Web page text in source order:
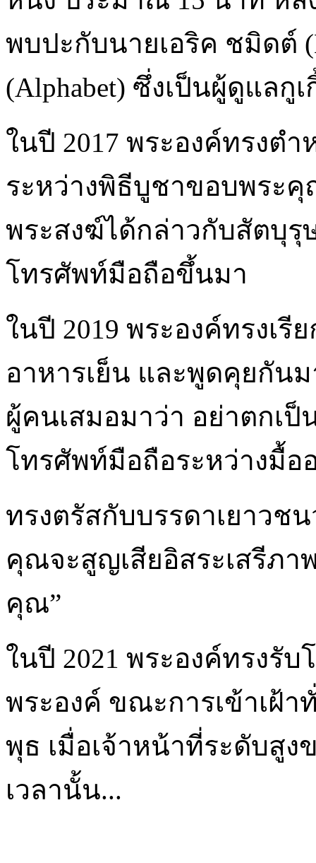
พบปะกับนายเอริค ชมิดต์
(Alphabet) ซึ่งเป็นผู้ดูแลกูเ
ในปี 2017 พระองค์ทรง
ระหว่างพิธีบูชาขอบพระ
พระสงฆ์ได้กล่าวกับสัตบุรุ
โทรศัพท์มือถือขึ้นมา
ในปี 2019 พระองค์ทรงเ
อาหารเย็น และพูดคุยกัน
ผู้คนเสมอมาว่า อย่าตกเ
โทรศัพท์มือถือระหว่างมื้
ทรงตรัสกับบรรดาเยาวช
คุณจะสูญเสียอิสระเสรีภ
คุณ”
ในปี 2021 พระองค์ทรงรั
พระองค์ ขณะการเข้าเฝ้า
พุธ เมื่อเจ้าหน้าที่ระดับสู
เวลานั้น...